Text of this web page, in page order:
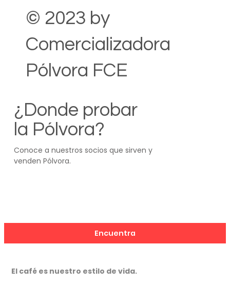
El café es nuestro estilo de vida.
¿Donde probar
la Pólvora?
Conoce a nuestros socios que sirven y
venden Pólvora.
Encuentra
© 2023 by
Comercializadora
Pólvora FCE